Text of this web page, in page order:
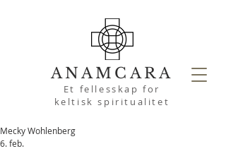
ANAMCARA
Et fellesskap for
keltisk spiritualitet
Mecky Wohlenberg
6. feb.